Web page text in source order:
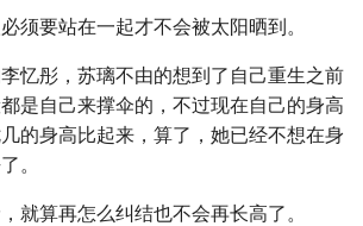
须要站在一起才不会被太阳晒到。
忆彤，苏璃不由的想到了自己重生之前
是自己来撑伞的，不过现在自己的身高
的身高比起来，算了，她已经不想在身
。
就算再怎么纠结也不会再长高了。